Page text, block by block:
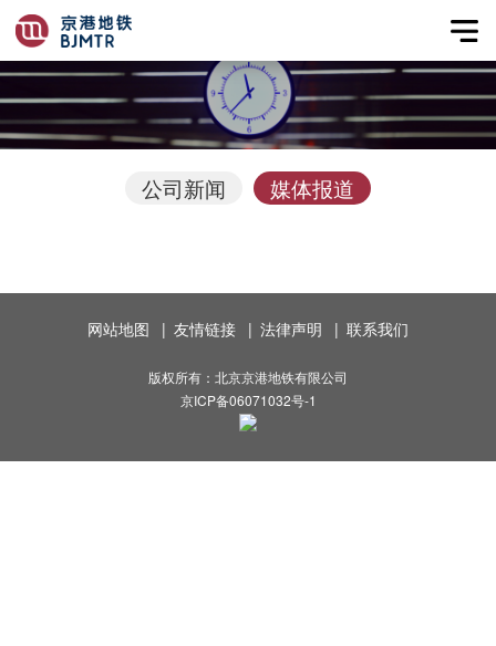
公司新闻 媒体报道
网站地图 | 友情链接 | 法律声明 | 联系我们
版权所有：北京京港地铁有限公司
京ICP备06071032号-1